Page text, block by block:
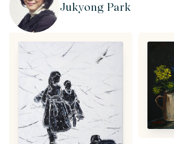
Jukyong Park